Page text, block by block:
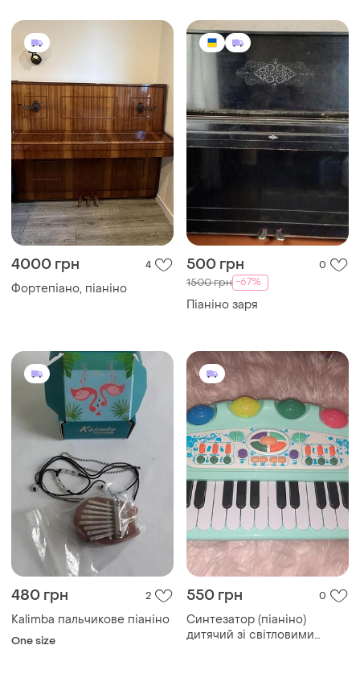
4000 грн 4
Фортепіано, піаніно
500 грн 0
1500 грн -67%
Піаніно заря
480 грн 2
Kalimba пальчикове піаніно
One size
550 грн 0
Синтезатор (піаніно)
дитячий зі світловими